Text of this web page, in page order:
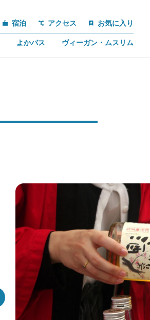
宿泊 アクセス お気に入り
よかバス ヴィーガン・ムスリム